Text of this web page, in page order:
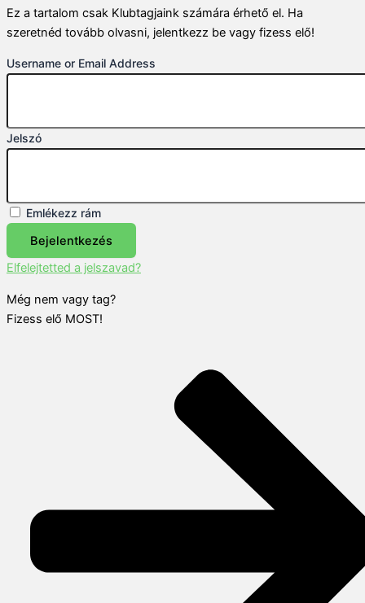
Ez a tartalom csak Klubtagjaink számára érhető el. Ha
szeretnéd tovább olvasni, jelentkezz be vagy fizess elő!
Username or Email Address
Jelszó
Emlékezz rám
Bejelentkezés
Elfelejtetted a jelszavad?
Még nem vagy tag?
Fizess elő MOST!